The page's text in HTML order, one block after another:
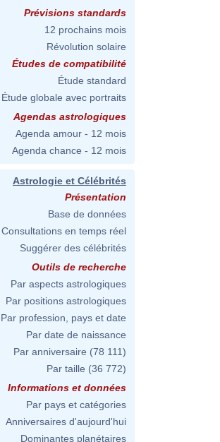
Prévisions standards
12 prochains mois
Révolution solaire
Études de compatibilité
Étude standard
Étude globale avec portraits
Agendas astrologiques
Agenda amour - 12 mois
Agenda chance - 12 mois
Astrologie et Célébrités
Présentation
Base de données
Consultations en temps réel
Suggérer des célébrités
Outils de recherche
Par aspects astrologiques
Par positions astrologiques
Par profession, pays et date
Par date de naissance
Par anniversaire (78 111)
Par taille (36 772)
Informations et données
Par pays et catégories
Anniversaires d'aujourd'hui
Dominantes planétaires